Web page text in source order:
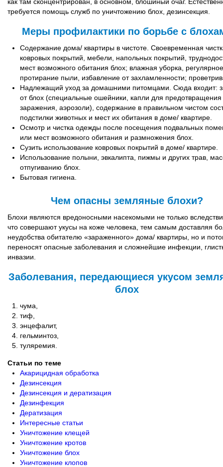
требуется помощь служб по уничтожению блох, дезинсекция.
Меры профилактики по борьбе с
Содержание дома/ квартиры в чистоте. Своевременная
ковровых покрытий, мебели, напольных покрытий,
мест возможного обитания блох; влажная уборка, регулярное
протирание пыли, избавление от захламленности;
Надлежащий уход за домашними питомцами. Сюда входит:
от блох (специальные ошейники, капли для предотвращения
заражения, аэрозоли), содержание в правильном чистом
подстилки животных и мест их обитания в доме/ квартире.
Осмотр и чистка одежды после посещения подвальных
или мест возможного обитания и размножения блох.
Сузить использование ковровых покрытий в доме/ квартире.
Использование полыни, эвкалипта, пижмы и других трав,
отпугиванию блох.
Бытовая гигиена.
Чем опасны земляные блохи?
Блохи являются вредоносными насекомыми не только
что совершают укусы на коже человека, тем самым доставляя
неудобства обитателю «зараженного» дома/ квартиры, но и
переносят опасные заболевания и сложнейшие инфекции,
инвазии.
Заболевания, передающиеся укусом
блох
чума,
тиф,
энцефалит,
гельминтоз,
туляремия.
Статьи по теме
Акарицидная обработка
Дезинсекция
Дезинсекция и дератизация
Дезинфекция
Дератизация
Интересные статьи
Уничтожение клещей
Уничтожение кротов
Уничтожение блох
Уничтожение клопов